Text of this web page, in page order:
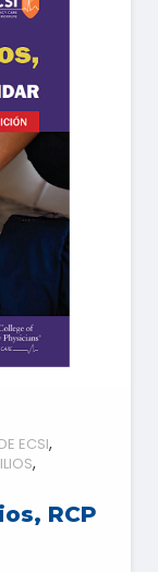
ECSI
RCP